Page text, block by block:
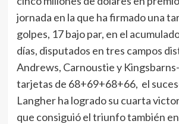
jornada en la que ha firmado una
golpes, 17 bajo par, en el
días, disputados en tres campos
Andrews, Carnoustie y
tarjetas de 68+69+68+66, el
Langher ha logrado su cuarta
que consiguió el triunfo también